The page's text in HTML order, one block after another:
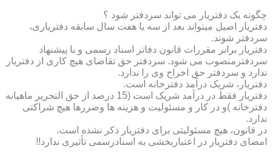
چگونه یک دفتریار می تواند سردفتر شود ؟
دفتریار اصیل میتواند بعد از سه یا هفت سال سابقه دفتریاری،
سردفتر شوند.
دفتریار برابر مقررات قانون دفاتر اسناد رسمی و با پیشنهاد
سردفترمنصوب می شود. سردفتر حق تقاضای هیچ کاری از دفتریار
ندارد و سردفتر حق اخراج وی را ندارد.
دفتریار، شریک درآمد دفترخانه است.
دفتریار فقط در درآمد شریک است (15 درصد از حق التحریر ماهیانه
دفترخانه )و در کار و مسئولیت و هزینه ها وضررها هیچ شراکتی
ندارد.
در قانون، هیچ مسئولیتی برای دفتریار ذکر نشده است.
امضای دفتریار در اعتباربخشی به اسنادرسمی تأثیری ندارد!!